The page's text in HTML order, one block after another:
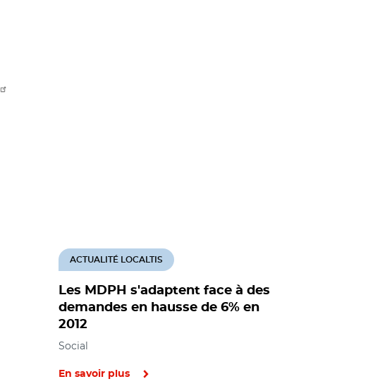
Les MDPH s'adaptent face à des
demandes en hausse de 6% en
2012
ACTUALITÉ LOCALTIS
Social
En savoir plus